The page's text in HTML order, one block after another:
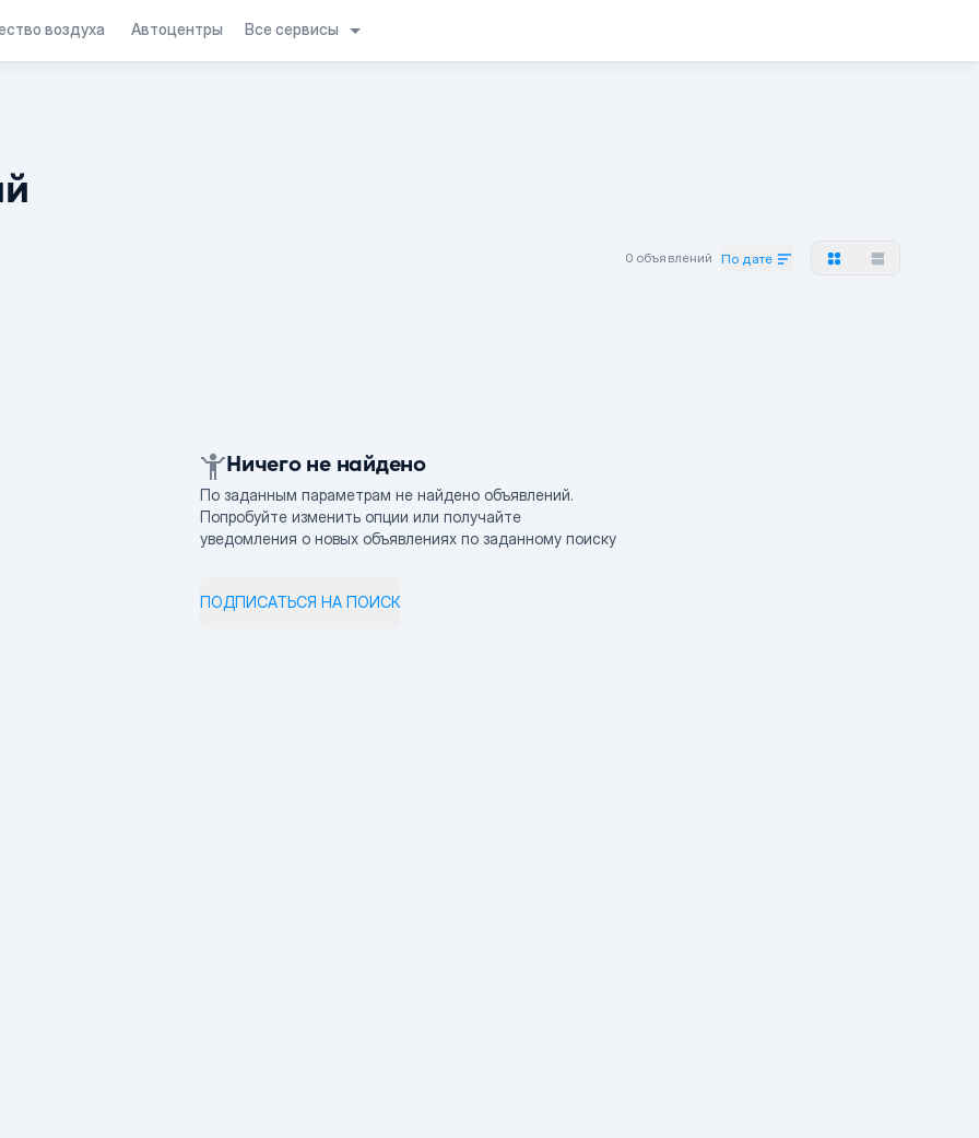
воздуха Автоцентры Все сервисы
0 объявлений По дате
Ничего не найдено
По заданным параметрам не найдено объявлений.
Попробуйте изменить опции или получайте
уведомления о новых объявлениях по заданному поиску
ПОДПИСАТЬСЯ НА ПОИСК